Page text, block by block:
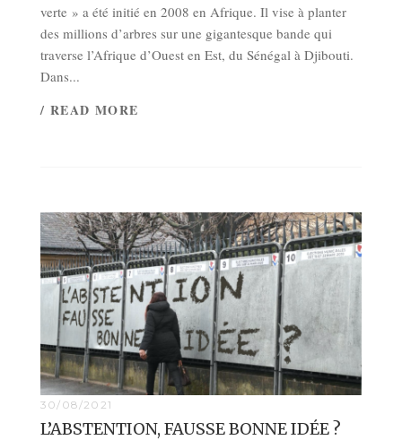
verte » a été initié en 2008 en Afrique. Il vise à planter
des millions d’arbres sur une gigantesque bande qui
traverse l’Afrique d’Ouest en Est, du Sénégal à Djibouti.
Dans...
/ READ MORE
30/08/2021
L’ABSTENTION, FAUSSE BONNE IDÉE ?